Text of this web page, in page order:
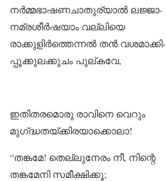
നർമ്മഭാഷണചാതുര്യാൽ ലജ്ജാ-
നമ്രശീർഷയാം വല്ലിയെ
രാക്കുളിർത്തെന്നൽ തൻ വശമാക്കി-
പ്പൂക്കുലക്കുചം പുല്കവേ,
ഇതിതരമൊരു രാവിനെ വെറും
മുഗ്‌ദ്ധതയ്ക്കിരയാക്കൊലാ!
“തങ്കമേ! തെല്ലുനേരം നീ, നിന്റെ
തങ്കമേനി സമീക്ഷിക്കൂ;